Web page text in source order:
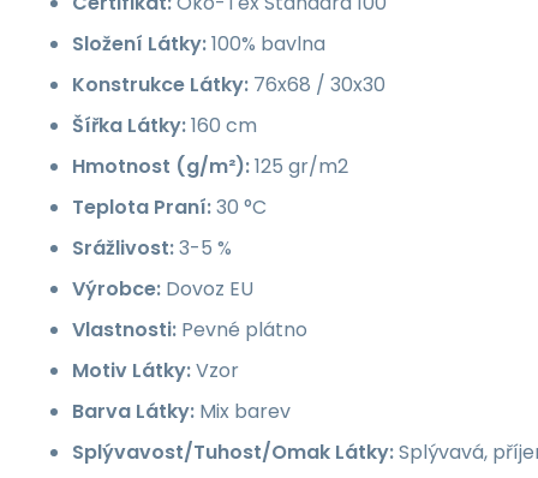
Složení Látky:100% bavlna
Konstrukce Látky: 76x68 / 30x30
Šířka Látky:160 cm
Hmotnost (g/m²):125 gr/m2
Teplota Praní:30 °C
Srážlivost:3-5 %
Výrobce: Dovoz EU
Vlastnosti: Pevné plátno
Motiv Látky:Vzor
Barva Látky: Mix barev
Splývavost/Tuhost/Omak Látky:Splývavá,